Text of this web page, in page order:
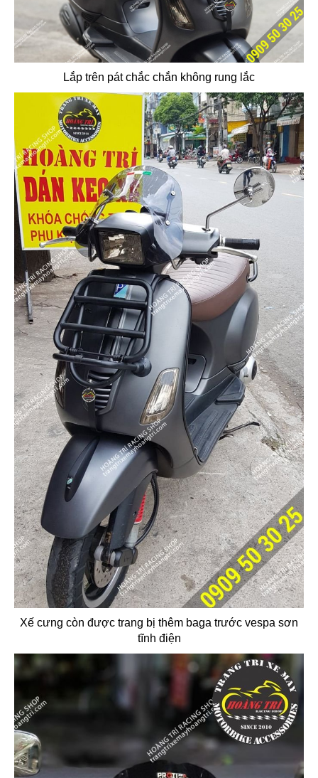
Lắp trên pát chắc chắn không rung lắc
Xế cưng còn được trang bị thêm baga trước vespa sơn
tĩnh điện